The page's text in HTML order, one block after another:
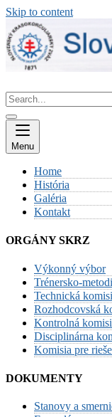
Skip to content
Menu
Home
História
Galéria
Kontakt
ORGÁNY SKRZ
Výkonný výbor
Trénersko-
Technická
Rozhodcovská
Kontrolná
Disciplinárna
Komisia pre
DOKUMENTY
Stanovy a